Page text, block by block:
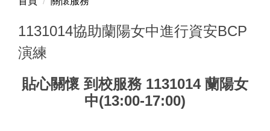
1131014協助蘭陽女中進行資安BCP
演練
貼心關懷 到校服務 1131014 蘭陽女
中(13:00-17:00)